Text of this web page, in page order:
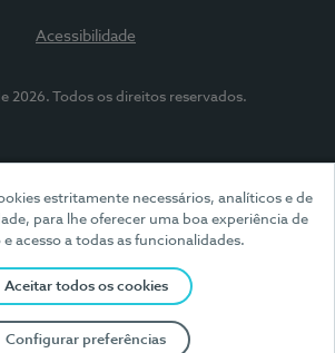
estritamente necessários, analíticos e de
para lhe oferecer uma boa experiência de
e acesso a todas as funcionalidades.
Aceitar todos os cookies
Configurar preferências
Acessibilidade
2026. Todos os direitos reservados.